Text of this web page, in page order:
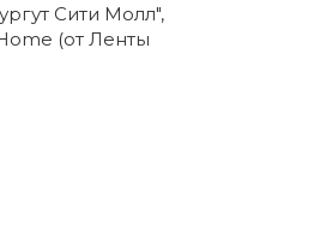
Сити Молл",
(от Ленты